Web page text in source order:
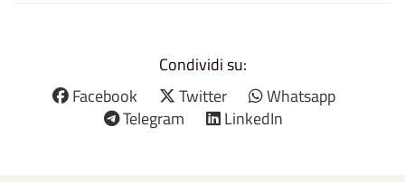
Condividi su:
Facebook
Twitter
Whatsapp
Telegram
LinkedIn